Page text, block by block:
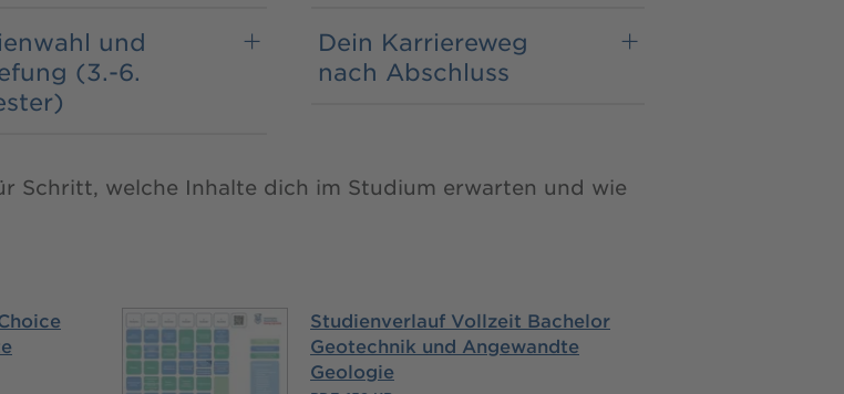
und
(3.-6.
Dein Karriereweg
nach Abschluss
Schritt, welche Inhalte dich im Studium erwarten und wie
Studienverlauf Vollzeit Bachelor
Geotechnik und Angewandte
Geologie